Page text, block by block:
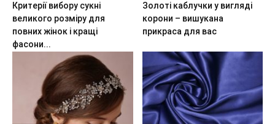
Критерії вибору сукні
великого розміру для
повних жінок і кращі
фасони...
Золоті каблучки у вигляді
корони – вишукана
прикраса для вас